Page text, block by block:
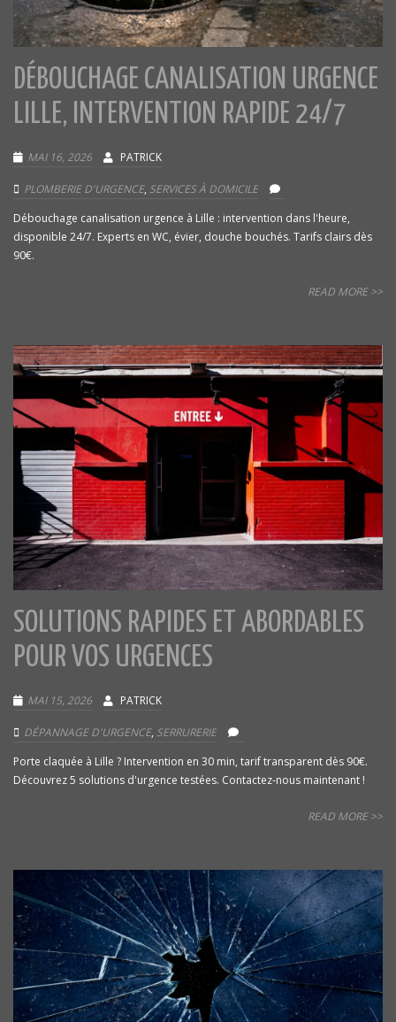
DÉBOUCHAGE CANALISATION URGENCE
LILLE, INTERVENTION RAPIDE 24/7
MAI 16, 2026 PATRICK
PLOMBERIE D'URGENCE, SERVICES À DOMICILE
Débouchage canalisation urgence à Lille : intervention dans l'heure,
disponible 24/7. Experts en WC, évier, douche bouchés. Tarifs clairs dès
90€.
READ MORE >>
SOLUTIONS RAPIDES ET ABORDABLES
POUR VOS URGENCES
MAI 15, 2026 PATRICK
DÉPANNAGE D'URGENCE, SERRURERIE
Porte claquée à Lille ? Intervention en 30 min, tarif transparent dès 90€.
Découvrez 5 solutions d'urgence testées. Contactez-nous maintenant !
READ MORE >>